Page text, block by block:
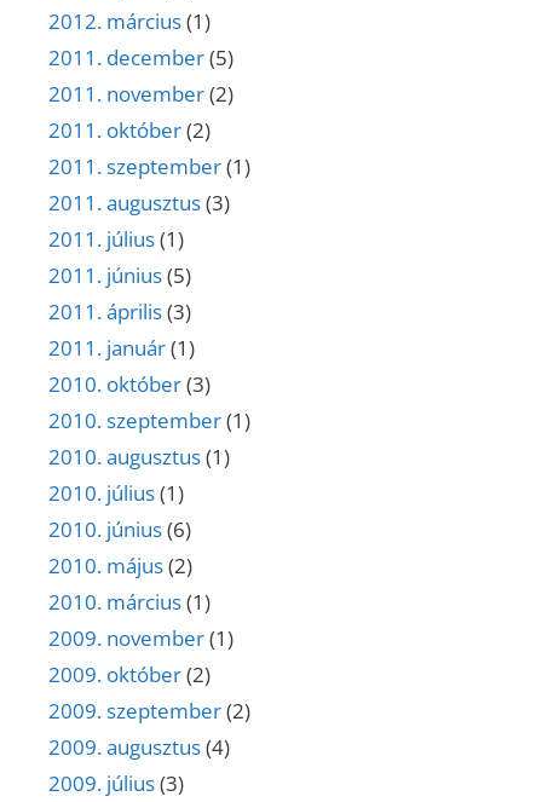
2012. március(1)
2011. december(5)
2011. november(2)
2011. október(2)
2011. szeptember(1)
2011. augusztus(3)
2011. július(1)
2011. június(5)
2011. április(3)
2011. január(1)
2010. október(3)
2010. szeptember(1)
2010. augusztus(1)
2010. július(1)
2010. június(6)
2010. május(2)
2010. március(1)
2009. november(1)
2009. október(2)
2009. szeptember(2)
2009. augusztus(4)
2009. július(3)